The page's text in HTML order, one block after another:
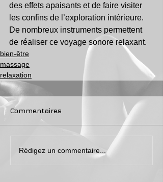
des effets apaisants et de faire visiter
les confins de l’exploration intérieure.
De nombreux instruments permettent
de réaliser ce voyage sonore relaxant.
bien-être
massage
relaxation
Commentaires
Rédigez un commentaire...